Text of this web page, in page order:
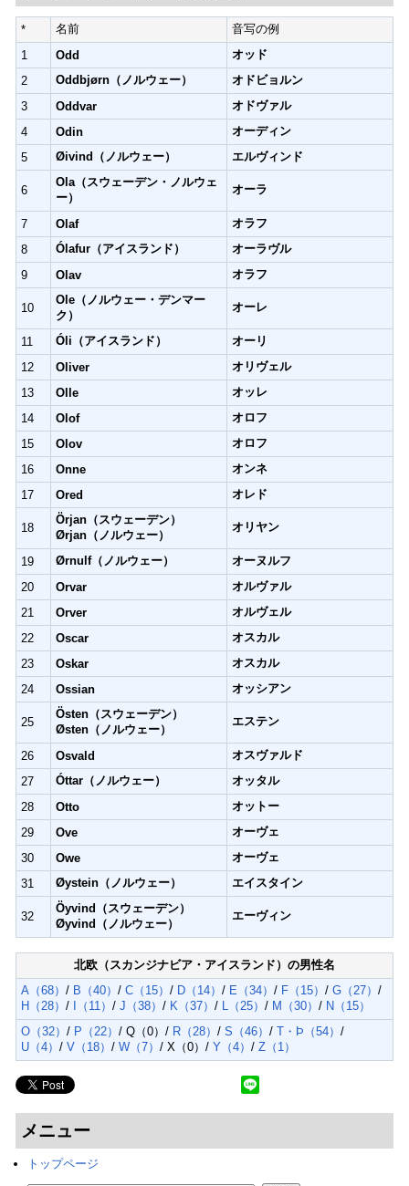
メニュー
トップページ
* 名前
音写の例
1
Odd
オッド
2
Oddbjørn（ノルウェー）
オドビョルン
3
Oddvar
オドヴァル
4
Odin
オーディン
5
Øivind（ノルウェー） エルヴィンド
6
Ola（スウェーデン・ノルウェ
ー）
オーラ
7 Olaf
オラフ
8
Ólafur（アイスランド）
オーラヴル
9
Olav オラフ
10
Ole（ノルウェー・デンマー
ク）
オーレ
11 Óli（アイスランド）
オーリ
12
Oliver
オリヴェル
13
Olle
オッレ
14
Olof
オロフ
15
Olov
オロフ
16
Onne
オンネ
17
Ored オレド
18
Örjan（スウェーデン）
Ørjan（ノルウェー）
オリヤン
19 Ørnulf（ノルウェー）
オーヌルフ
20
Orvar
オルヴァル
21
Orver
オルヴェル
22
Oscar
オスカル
23
Oskar
オスカル
24
Ossian オッシアン
25
Östen（スウェーデン）
Østen（ノルウェー）
エステン
26 Osvald
オスヴァルド
27
Óttar（ノルウェー）
オッタル
28
Otto
オットー
29
Ove
オーヴェ
30
Owe
オーヴェ
31
Øystein（ノルウェー） エイスタイン
32
Öyvind（スウェーデン）
Øyvind（ノルウェー）
エーヴィン
北欧（スカンジナビア・アイスランド）の男性名
A（68） / B（40） / C（15） / D（14） / E（34） / F（15） / G（27） /
H（28） / I（11） / J（38） / K（37） / L（25） / M（30） / N（15）
O（32） / P（22） / Q（0）/ R（28） / S（46） / T・Þ（54） /
U（4） / V（18） / W（7） / X（0）/ Y（4） / Z（1）